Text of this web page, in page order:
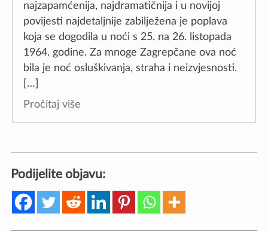
najzapamćenija, najdramatičnija i u novijoj
povijesti najdetaljnije zabilježena je poplava
koja se dogodila u noći s 25. na 26. listopada
1964. godine. Za mnoge Zagrepčane ova noć
bila je noć osluškivanja, straha i neizvjesnosti.
[…]
Pročitaj više
Podijelite objavu: